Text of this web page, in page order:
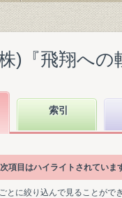
)『飛翔へ
索引
項目はハイライトされていま
とに絞り込んで見ることがで